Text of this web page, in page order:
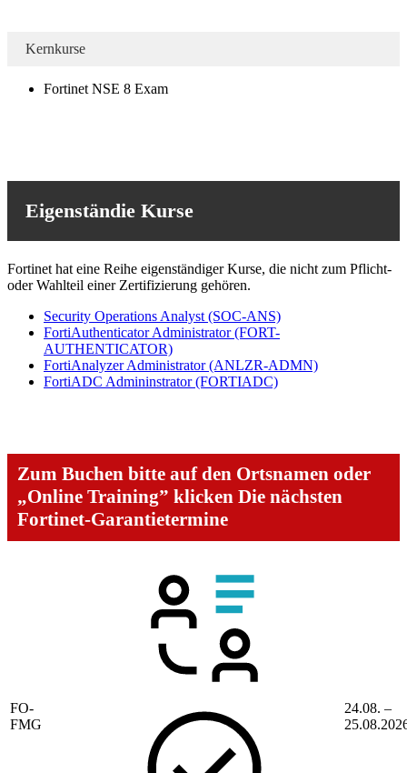
Kernkurse
Fortinet NSE 8 Exam
Eigenständie Kurse
Fortinet hat eine Reihe eigenständiger Kurse, die nicht zum Pflicht-
oder Wahlteil einer Zertifizierung gehören.
Security Operations Analyst (SOC-ANS)
FortiAuthenticator Administrator(FORT-
AUTHENTICATOR)
FortiAnalyzer Administrator(ANLZR-ADMN)
FortiADC Admininstrator(FORTIADC)
Zum Buchen bitte auf den Ortsnamen oder
„Online Training” klicken Die nächsten
Fortinet-Garantietermine
FO-
FMG
24.08. –